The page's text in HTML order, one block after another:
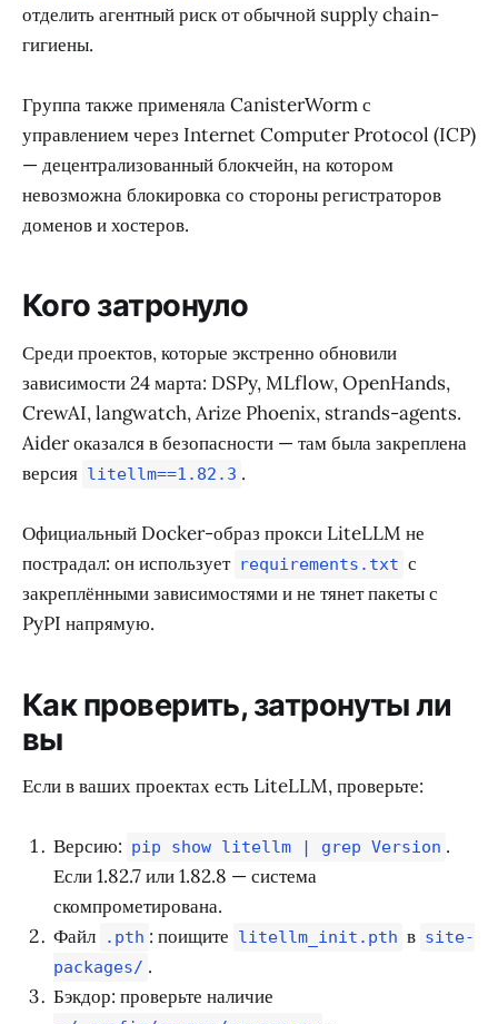
отделить агентный риск от обычной supply chain-
гигиены.
Группа также применяла CanisterWorm с
управлением через Internet Computer Protocol (ICP)
— децентрализованный блокчейн, на котором
невозможна блокировка со стороны регистраторов
доменов и хостеров.
Кого затронуло
Среди проектов, которые экстренно обновили
зависимости 24 марта: DSPy, MLflow, OpenHands,
CrewAI, langwatch, Arize Phoenix, strands-agents.
Aider оказался в безопасности — там была закреплена
версия litellm==1.82.3 .
Официальный Docker-образ прокси LiteLLM не
пострадал: он использует requirements.txt с
закреплёнными зависимостями и не тянет пакеты с
PyPI напрямую.
Как проверить, затронуты ли
вы
Если в ваших проектах есть LiteLLM, проверьте:
Версию: pip show litellm | grep Version .
Если 1.82.7 или 1.82.8 — система
скомпрометирована.
Файл
.pth : поищите litellm_init.pth в site-
packages/ .
Бэкдор: проверьте наличие